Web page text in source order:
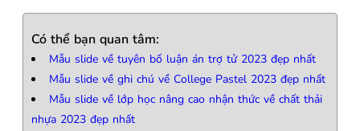
Có thể bạn quan tâm:
Mẫu slide về tuyên bố luận án trợ tử 2023 đẹp nhất
Mẫu slide về ghi chú về College Pastel 2023 đẹp nhất
Mẫu slide về lớp học nâng cao nhận thức về chất thải
nhựa 2023 đẹp nhất